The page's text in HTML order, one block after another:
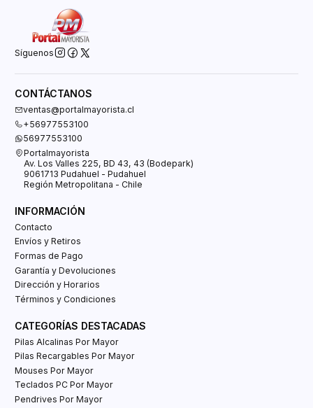
Síguenos
CONTÁCTANOS
ventas@portalmayorista.cl
+56977553100
56977553100
Portalmayorista
Av. Los Valles 225, BD 43, 43 (Bodepark)
9061713 Pudahuel - Pudahuel
Región Metropolitana - Chile
INFORMACIÓN
Contacto
Envíos y Retiros
Formas de Pago
Garantía y Devoluciones
Dirección y Horarios
Términos y Condiciones
CATEGORÍAS DESTACADAS
Pilas Alcalinas Por Mayor
Pilas Recargables Por Mayor
Mouses Por Mayor
Teclados PC Por Mayor
Pendrives Por Mayor